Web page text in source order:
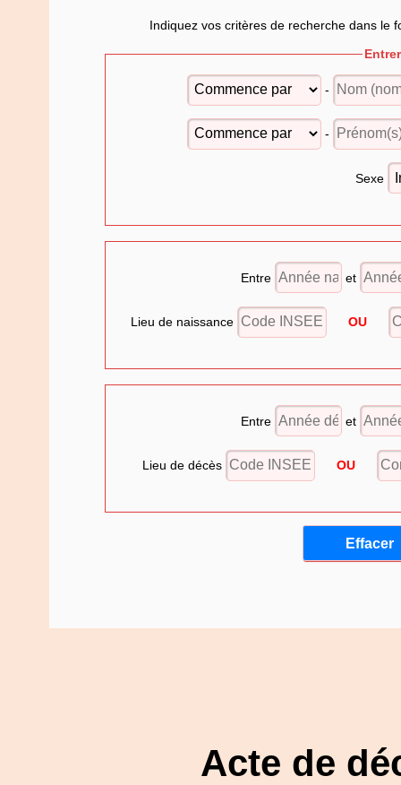
Indiquez vos critères de recherche dans le
-
-
Sexe
Entre et
Lieu de naissance OU
Entre et
Lieu de décès OU
Acte de